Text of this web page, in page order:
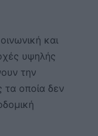
και
υψηλής
την
οποία δεν